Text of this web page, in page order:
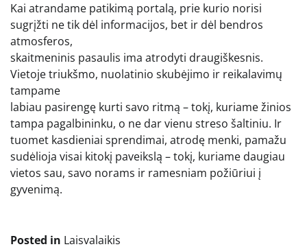
Kai atrandame patikimą portalą, prie kurio norisi
sugrįžti ne tik dėl informacijos, bet ir dėl bendros
atmosferos,
skaitmeninis pasaulis ima atrodyti draugiškesnis.
Vietoje triukšmo, nuolatinio skubėjimo ir reikalavimų
tampame
labiau pasirengę kurti savo ritmą – tokį, kuriame žinios
tampa pagalbininku, o ne dar vienu streso šaltiniu. Ir
tuomet kasdieniai sprendimai, atrodę menki, pamažu
sudėlioja visai kitokį paveikslą – tokį, kuriame daugiau
vietos sau, savo norams ir ramesniam požiūriui į
gyvenimą.
Posted in Laisvalaikis